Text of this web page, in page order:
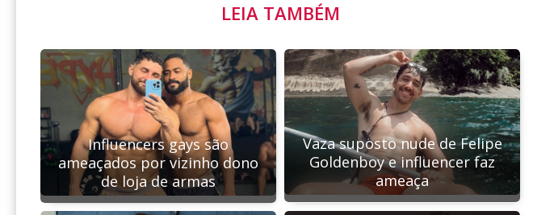
LEIA TAMBÉM
Influencers gays são
ameaçados por vizinho dono
de loja de armas
Vaza suposto nude de Felipe
Goldenboy e influencer faz
ameaça